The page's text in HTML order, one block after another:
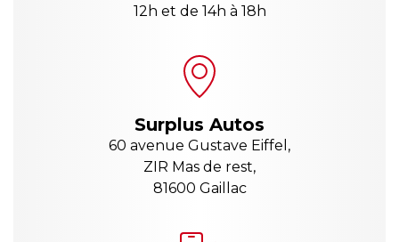
12h et de 14h à 18h
Surplus Autos
60 avenue Gustave Eiffel,
ZIR Mas de rest,
81600 Gaillac